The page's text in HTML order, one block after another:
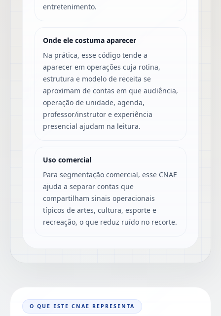
entretenimento.
Onde ele costuma aparecer
Na prática, esse código tende a
aparecer em operações cuja rotina,
estrutura e modelo de receita se
aproximam de contas em que audiência,
operação de unidade, agenda,
professor/instrutor e experiência
presencial ajudam na leitura.
Uso comercial
Para segmentação comercial, esse CNAE
ajuda a separar contas que
compartilham sinais operacionais
típicos de artes, cultura, esporte e
recreação, o que reduz ruído no recorte.
O QUE ESTE CNAE REPRESENTA